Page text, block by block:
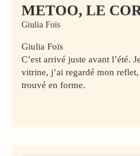
METOO, LE
Giulia Foïs
Giulia Foïs
C’est arrivé juste avant l’été.
vitrine, j’ai regardé mon
trouvé en forme.